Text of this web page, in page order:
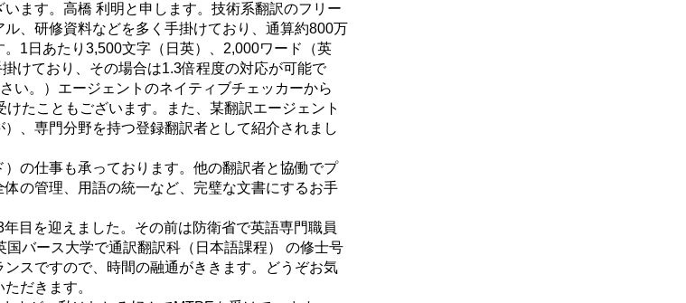
ます。高橋 利明と申します。技術系翻訳のフリー
、研修資料などを多く手掛けており、通算約800万
1日あたり3,500文字（日英）、2,000ワード（英
けており、その場合は1.3倍程度の対応が可能で
い。）エージェントのネイティブチェッカーから
たこともございます。また、某翻訳エージェント
、専門分野を持つ登録翻訳者として紹介されまし
の仕事も承っております。他の翻訳者と協働でプ
の管理、用語の統一など、完璧な文書にするお手
目を迎えました。その前は防衛省で英語専門職員
バース大学で通訳翻訳科（日本語課程） の修士号
スですので、時間の融通がききます。どうぞお気
だきます。